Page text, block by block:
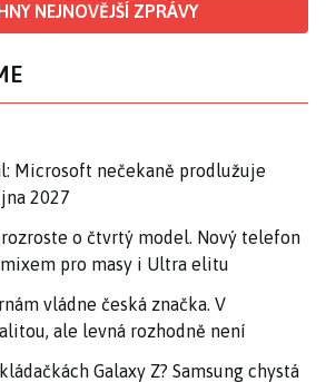
NEJNOVĚJŠÍ ZPRÁVY
Microsoft nečekaně prodlužuje
2027
rozroste o čtvrtý model. Nový telefon
pro masy i Ultra elitu
vládne česká značka. V
ale levná rozhodně není
Galaxy Z? Samsung chystá